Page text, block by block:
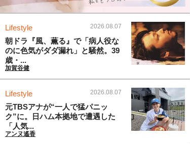
Lifestyle 2026.08.07
朝ドラ『風、薫る』で「病人役な
のに色気がダダ漏れ」と騒然。39
歳・...
加賀谷健
Lifestyle 2026.08.07
元TBSアナが“一人で猛パニッ
ク”に。日ハム本拠地で遭遇した
「人気...
アンヌ遙香